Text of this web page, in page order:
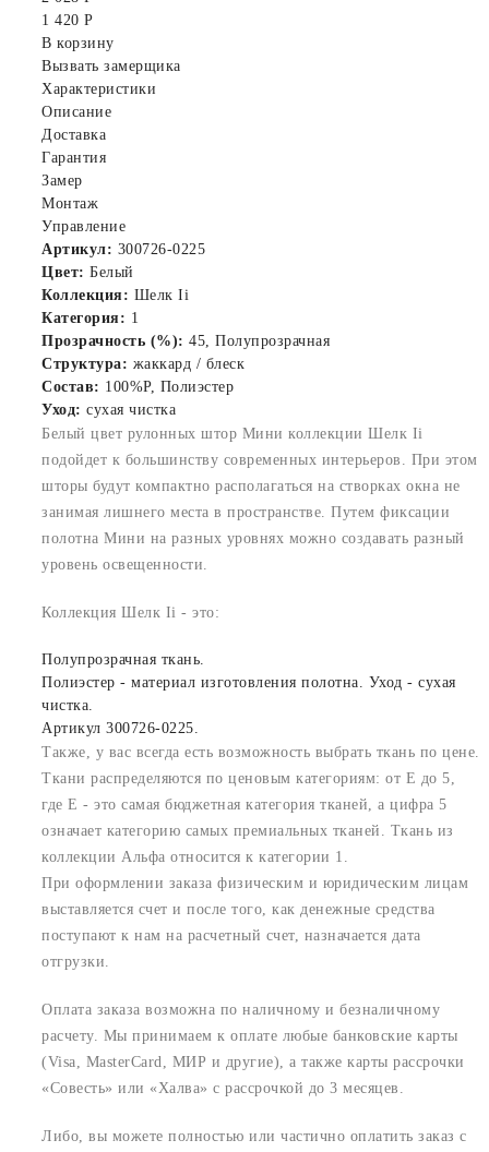
1 420 Р
В корзину
Вызвать замерщика
Характеристики
Описание
Доставка
Гарантия
Замер
Монтаж
Управление
Артикул: 300726-0225
Цвет: Белый
Коллекция: Шелк Ii
Категория: 1
Прозрачность (%): 45, Полупрозрачная
Структура: жаккард / блеск
Состав: 100%P, Полиэстер
Уход: сухая чистка
Белый цвет рулонных штор Мини коллекции Шелк Ii
подойдет к большинству современных интерьеров. При этом
шторы будут компактно располагаться на створках окна не
занимая лишнего места в пространстве. Путем фиксации
полотна Мини на разных уровнях можно создавать разный
уровень освещенности.
Коллекция Шелк Ii - это:
Полупрозрачная ткань.
Полиэстер - материал изготовления полотна. Уход - сухая
чистка.
Артикул 300726-0225.
Также, у вас всегда есть возможность выбрать ткань по цене.
Ткани распределяются по ценовым категориям: от E до 5,
где Е - это самая бюджетная категория тканей, а цифра 5
означает категорию самых премиальных тканей. Ткань из
коллекции Альфа относится к категории 1.
При оформлении заказа физическим и юридическим лицам
выставляется счет и после того, как денежные средства
поступают к нам на расчетный счет, назначается дата
отгрузки.
Оплата заказа возможна по наличному и безналичному
расчету. Мы принимаем к оплате любые банковские карты
(Visa, MasterCard, МИР и другие), а также карты рассрочки
«Совесть» или «Халва» с рассрочкой до 3 месяцев.
Либо, вы можете полностью или частично оплатить заказ с